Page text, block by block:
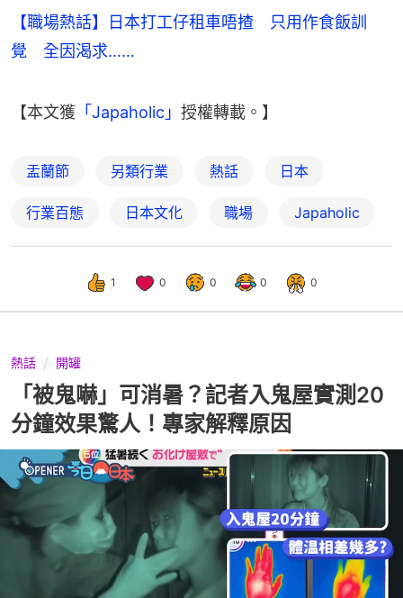
【職場熱話】日本打工仔租車唔揸 只用作食飯訓
覺 全因渴求……
【本文獲 「Japaholic」 授權轉載。】
盂蘭節 另類行業 熱話 日本
行業百態 日本文化 職場 Japaholic
1 0 0 0 0
熱話 開罐
「被鬼嚇」可消暑？記者入鬼屋實測20
分鐘效果驚人！專家解釋原因